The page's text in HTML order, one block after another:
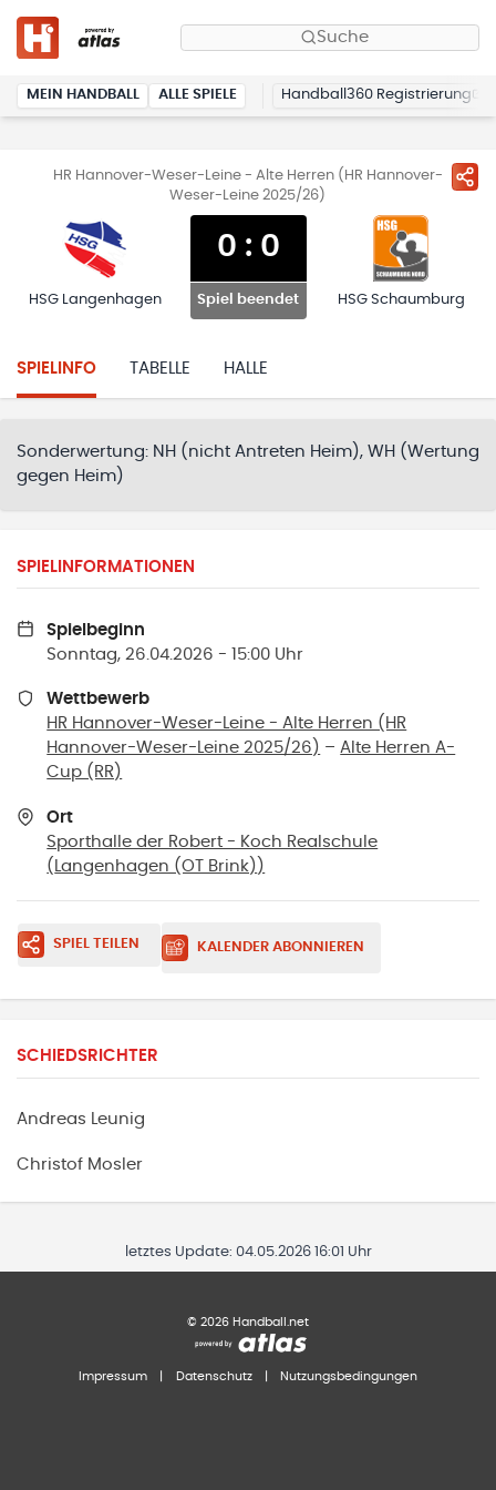
Suche
MEIN HANDBALL ALLE SPIELE Handball360 Registrierung
HR Hannover-Weser-Leine - Alte Herren (HR Hannover-
Weser-Leine 2025/26)
HSG Langenhagen
0 : 0
Spiel beendet HSG Schaumburg
SPIELINFO TABELLE HALLE
Sonderwertung: NH (nicht Antreten Heim), WH (Wertung
gegen Heim)
SPIELINFORMATIONEN
Spielbeginn
Sonntag, 26.04.2026 - 15:00 Uhr
Wettbewerb
HR Hannover-Weser-Leine - Alte Herren (HR
Hannover-Weser-Leine 2025/26) –Alte Herren A-
Cup (RR)
Ort
Sporthalle der Robert - Koch Realschule
( Langenhagen (OT Brink) )
SPIEL TEILEN KALENDER ABONNIEREN
SCHIEDSRICHTER
Andreas Leunig
Christof Mosler
letztes Update: 04.05.2026 16:01 Uhr
© 2026 Handball.net
Impressum Datenschutz Nutzungsbedingungen